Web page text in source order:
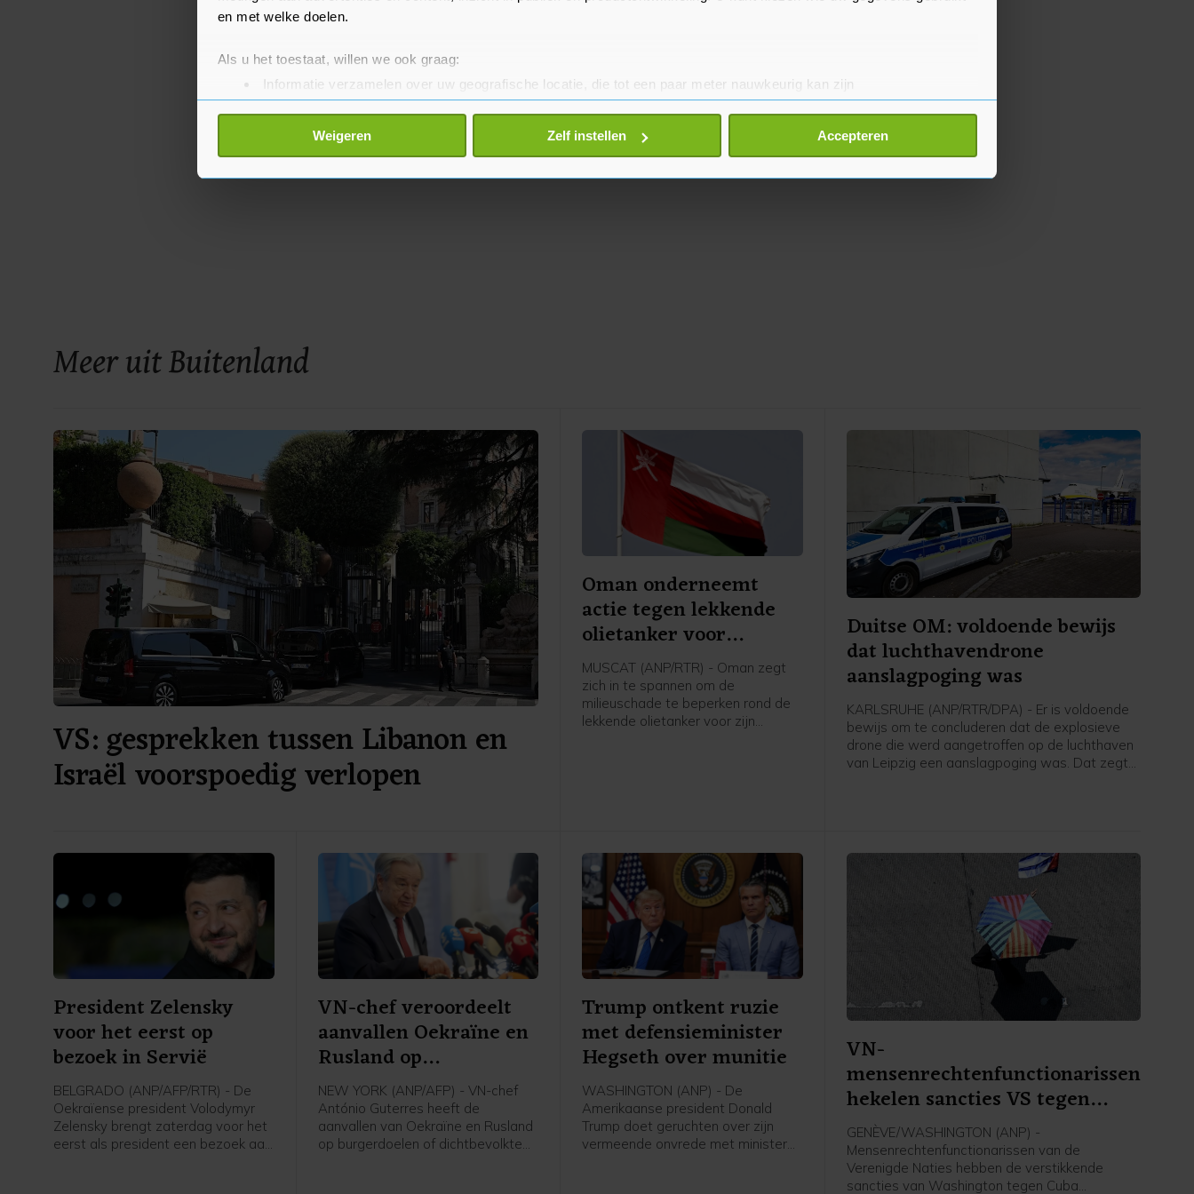
en met welke doelen.
Als u het toestaat, willen we ook graag:
Informatie verzamelen over uw geografische locatie, die tot een paar meter nauwkeurig kan zijn
Uw apparaat identificeren door het actief te scannen op specifieke eigenschappen (fingerprinting)
Lees meer over hoe uw persoonlijke gegevens worden verwerkt en stel uw voorkeuren in het
detailgedeelte
toestemming op elk moment wijzigen of intrekken in de Cookieverklaring.
Weigeren Zelf instellen Accepteren
Meer uit Buitenland
VS: gesprekken tussen Libanon en
Israël voorspoedig verlopen
Oman onderneemt
actie tegen lekkende
olietanker voor
zuidkust
MUSCAT (ANP/RTR) - Oman zegt
zich in te spannen om de
milieuschade te beperken rond de
lekkende olietanker voor zijn
Duitse OM: voldoende bewijs
dat luchthavendrone
aanslagpoging was
KARLSRUHE (ANP/RTR/DPA) - Er is voldoende
bewijs om te concluderen dat de explosieve
drone die werd aangetroffen op de luchthaven
van Leipzig een aanslagpoging was. Dat zegt
President Zelensky
voor het eerst op
bezoek in Servië
BELGRADO (ANP/AFP/RTR) - De
Oekraïense president Volodymyr
Zelensky brengt zaterdag voor het
eerst als president een bezoek aan
VN-chef veroordeelt
aanvallen Oekraïne en
Rusland op
burgerdoelen
NEW YORK (ANP/AFP) - VN-chef
António Guterres heeft de
aanvallen van Oekraïne en Rusland
op burgerdoelen of dichtbevolkte
Trump ontkent ruzie
met defensieminister
Hegseth over munitie
WASHINGTON (ANP) - De
Amerikaanse president Donald
Trump doet geruchten over zijn
vermeende onvrede met minister
VN-
mensenrechtenfunctionarissen
hekelen sancties VS tegen
Cuba
GENÈVE/WASHINGTON (ANP) -
Mensenrechtenfunctionarissen van de
Verenigde Naties hebben de verstikkende
sancties van Washington tegen Cuba